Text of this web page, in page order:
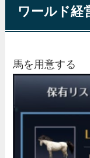
ワールド経
馬を用意する